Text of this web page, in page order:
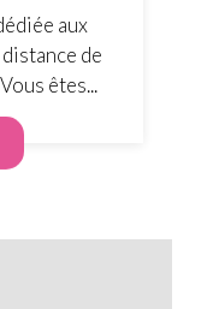
aux
de
êtes...